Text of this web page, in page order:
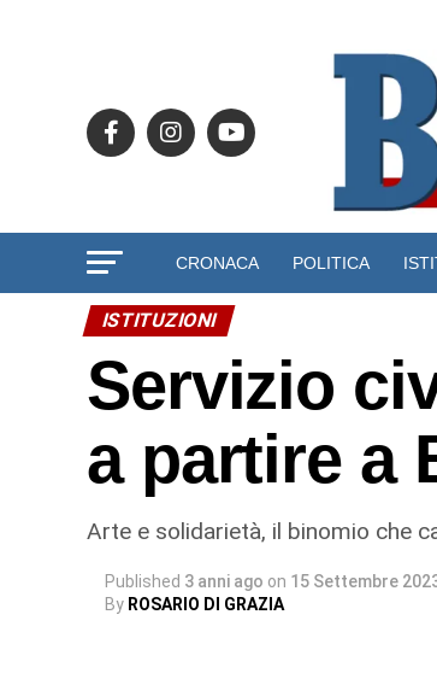
CRONACA POLITICA
ISTITUZIONI
Servizio
a partire a
Arte e solidarietà, il binomio che
Published 3 anni ago on 15 Settembre
By ROSARIO DI GRAZIA